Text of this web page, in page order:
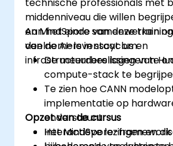
middenniveau die willen
en MindSpore samenwerken
van de AI-levenscyclus en
infrastructuurbeslissingen te
Aan het einde van deze
deelnemers in staat om:
De meerdere lagen van
compute-stack te
Te zien hoe CANN
implementatie op
ondersteunt.
Het MindSpore-
Opzet van de cursus
Interactieve lezingen en